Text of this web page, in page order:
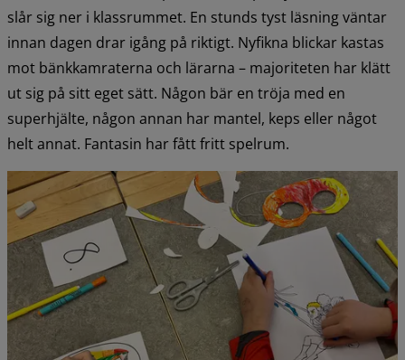
slår sig ner i klassrummet. En stunds tyst läsning väntar
innan dagen drar igång på riktigt. Nyfikna blickar kastas
mot bänkkamraterna och lärarna – majoriteten har klätt
ut sig på sitt eget sätt. Någon bär en tröja med en
superhjälte, någon annan har mantel, keps eller något
helt annat. Fantasin har fått fritt spelrum.